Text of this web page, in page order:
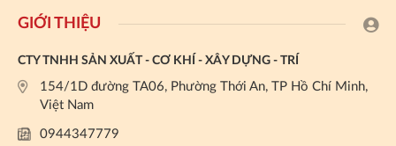
GIỚI THIỆU
CTY TNHH SẢN XUẤT - CƠ KHÍ - XÂY DỰNG - TRÍ
154/1D đường TA06, Phường Thới An, TP Hồ Chí Minh,
Việt Nam
0944347779